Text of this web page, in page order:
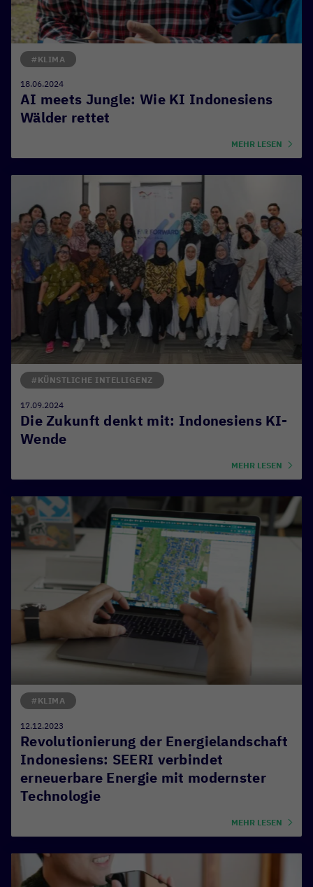
AI meets Jungle: Wie KI Indonesiens
Wälder rettet
#KLIMA
18.06.2024
MEHR LESEN
Die Zukunft denkt mit: Indonesiens KI-
Wende
#KÜNSTLICHE INTELLIGENZ
17.09.2024
MEHR LESEN
Revolutionierung der Energielandschaft
Indonesiens: SEERI verbindet
erneuerbare Energie mit modernster
Technologie
#KLIMA
12.12.2023
MEHR LESEN